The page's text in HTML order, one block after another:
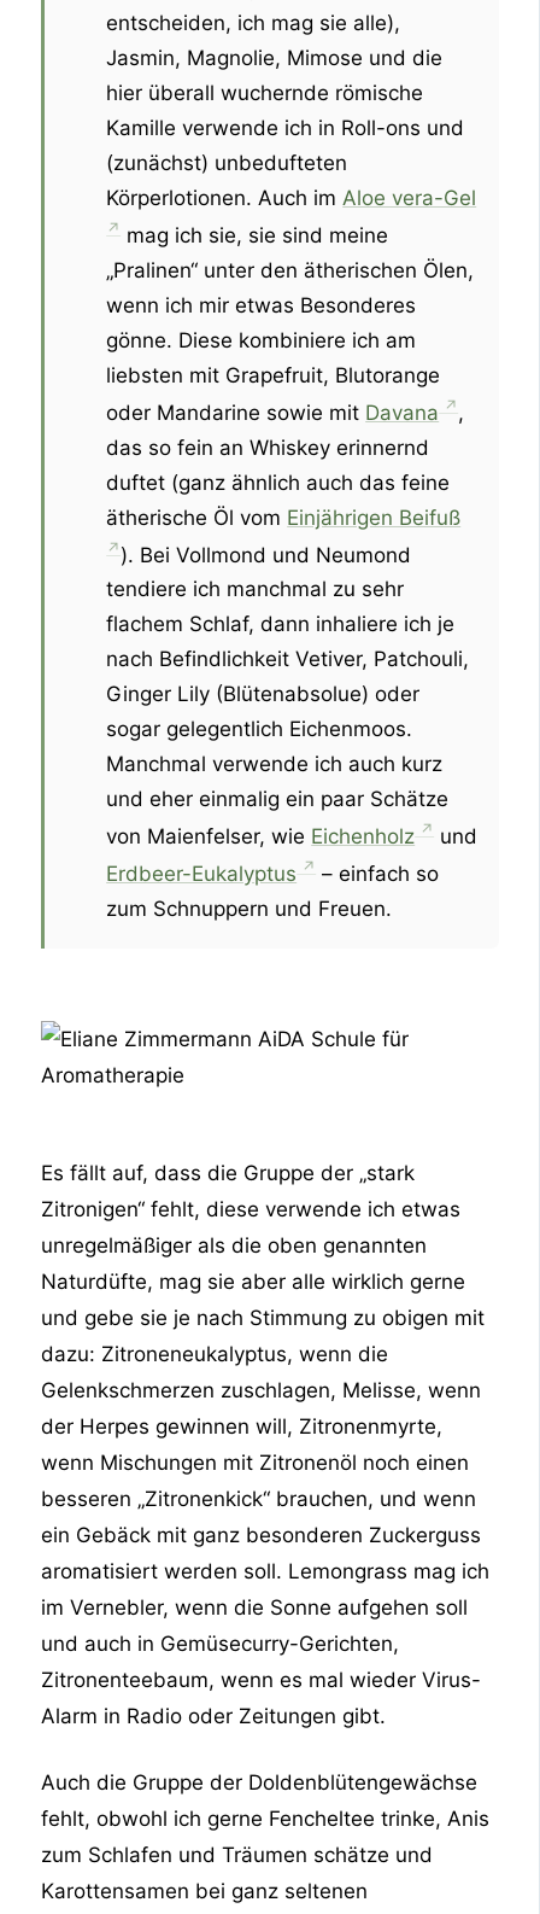
entscheiden, ich mag sie alle),
Jasmin, Magnolie, Mimose und die
hier überall wuchernde römische
Kamille verwende ich in Roll-ons und
(zunächst) unbedufteten
Körperlotionen. Auch imAloe vera-Gel
mag ich sie, sie sind meine
„Pralinen“ unter den ätherischen Ölen,
wenn ich mir etwas Besonderes
gönne. Diese kombiniere ich am
liebsten mit Grapefruit, Blutorange
oder Mandarine sowie mit Davana
,
das so fein an Whiskey erinnernd
duftet (ganz ähnlich auch das feine
ätherische Öl vom Einjährigen Beifuß
). Bei Vollmond und Neumond
tendiere ich manchmal zu sehr
flachem Schlaf, dann inhaliere ich je
nach Befindlichkeit Vetiver, Patchouli,
Ginger Lily (Blütenabsolue) oder
sogar gelegentlich Eichenmoos.
Manchmal verwende ich auch kurz
und eher einmalig ein paar Schätze
von Maienfelser, wie Eichenholz
und
Erdbeer-Eukalyptus
– einfach so
zum Schnuppern und Freuen.
Es fällt auf, dass die Gruppe der „stark
Zitronigen“ fehlt, diese verwende ich etwas
unregelmäßiger als die oben genannten
Naturdüfte, mag sie aber alle wirklich gerne
und gebe sie je nach Stimmung zu obigen mit
dazu: Zitroneneukalyptus, wenn die
Gelenkschmerzen zuschlagen, Melisse, wenn
der Herpes gewinnen will, Zitronenmyrte,
wenn Mischungen mit Zitronenöl noch einen
besseren „Zitronenkick“ brauchen, und wenn
ein Gebäck mit ganz besonderen Zuckerguss
aromatisiert werden soll. Lemongrass mag ich
im Vernebler, wenn die Sonne aufgehen soll
und auch in Gemüsecurry-Gerichten,
Zitronenteebaum, wenn es mal wieder Virus-
Alarm in Radio oder Zeitungen gibt.
Auch die Gruppe der Doldenblütengewächse
fehlt, obwohl ich gerne Fencheltee trinke, Anis
zum Schlafen und Träumen schätze und
Karottensamen bei ganz seltenen